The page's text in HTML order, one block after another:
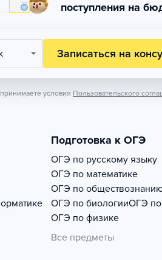
поступления на
Записаться на
условия Пользовательского
Подготовка к ОГЭ
ОГЭ по русскому языку
ОГЭ по математике
ОГЭ по
ОГЭ по биологииОГЭ по
ОГЭ по физике
Все предметы